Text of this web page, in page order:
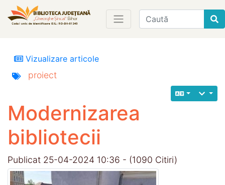
Find
Vizualizare articole
proiect
Modernizarea
bibliotecii
Publicat 25-04-2024 10:36 - (1090 Citiri)